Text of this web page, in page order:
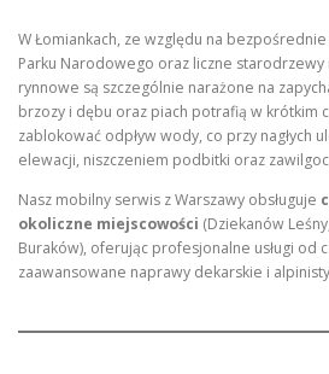
W Łomiankach, ze względu na
Parku Narodowego oraz liczne starodrzewy
rynnowe są szczególnie narażone na
brzozy i dębu oraz piach potrafią w krótkim
zablokować odpływ wody, co przy nagłych
elewacji, niszczeniem podbitki oraz
Nasz mobilny serwis z Warszawy obsługuje
okoliczne miejscowości (Dziekanów
Buraków), oferując profesjonalne usługi od
zaawansowane naprawy dekarskie i